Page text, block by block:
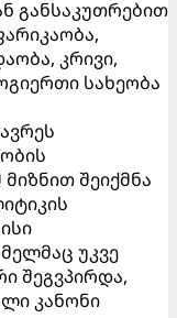
განსაკუთრებით
კრივი,
სახეობა
შეიქმნა
უკვე
შეგვპირდა,
კანონი